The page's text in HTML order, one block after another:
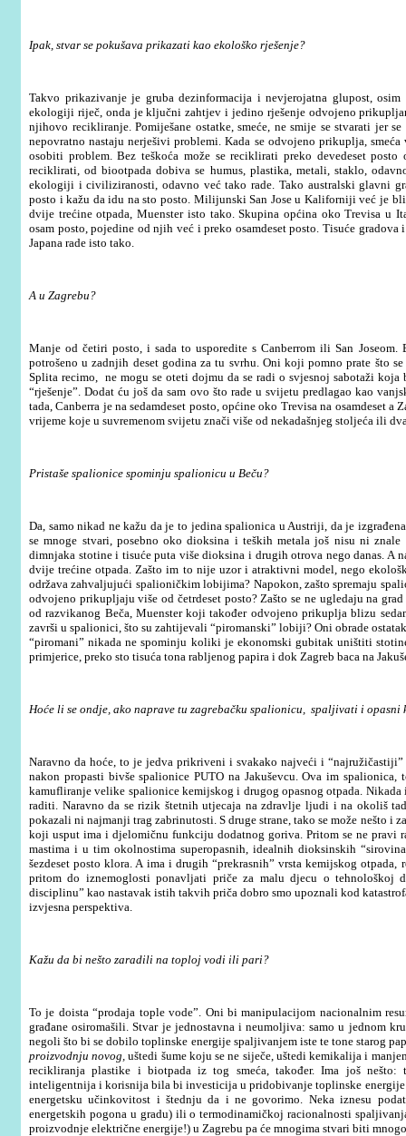
Ipak, stvar se pokušava prikazati kao ekološko rješenje?
Takvo prikazivanje je gruba dezinformacija i nevjerojatna glupost,
ekologiji riječ, onda je ključni zahtjev i jedino rješenje odvojeno
njihovo recikliranje. Pomiješane ostatke, smeće, ne smije se stvarati jer
nepovratno nastaju nerješivi problemi. Kada se odvojeno prikuplja,
osobiti problem. Bez teškoća može se reciklirati preko devedeset
reciklirati, od biootpada dobiva se humus, plastika, metali, staklo,
ekologiji i civiliziranosti, odavno već tako rade. Tako australski glavni
posto i kažu da idu na sto posto. Milijunski San Jose u Kaliforniji već je
dvije trećine otpada, Muenster isto tako. Skupina općina oko Trevisa u
osam posto, pojedine od njih već i preko osamdeset posto. Tisuće
Japana rade isto tako.
A u Zagrebu?
Manje od četiri posto, i sada to usporedite s Canberrom ili San
potrošeno u zadnjih deset godina za tu svrhu. Oni koji pomno prate što
Splita recimo, ne mogu se oteti dojmu da se radi o svjesnoj sabotaži
“rješenje”. Dodat ću još da sam ovo što rade u svijetu predlagao kao
tada, Canberra je na sedamdeset posto, općine oko Trevisa na osamdeset
vrijeme koje u suvremenom svijetu znači više od nekadašnjeg stoljeća ili
Pristaše spalionice spominju spalionicu u Beču?
Da, samo nikad ne kažu da je to jedina spalionica u Austriji, da je
se mnoge stvari, posebno oko dioksina i teških metala još nisu ni
dimnjaka stotine i tisuće puta više dioksina i drugih otrova nego danas. A
dvije trećine otpada. Zašto im to nije uzor i atraktivni model, nego
održava zahvaljujući spalioničkim lobijima? Napokon, zašto spremaju
odvojeno prikupljaju više od četrdeset posto? Zašto se ne ugledaju na
od razvikanog Beča, Muenster koji također odvojeno prikuplja blizu
završi u spalionici, što su zahtijevali “piromanski” lobiji? Oni obrade
“piromani” nikada ne spominju koliki je ekonomski gubitak uništiti
primjerice, preko sto tisuća tona rabljenog papira i dok Zagreb baca na
Hoće li se ondje, ako naprave tu zagrebačku spalionicu, spaljivati i opasni
Naravno da hoće, to je jedva prikriveni i svakako najveći i
nakon propasti bivše spalionice PUTO na Jakuševcu. Ova im
kamufliranje velike spalionice kemijskog i drugog opasnog otpada. Nikada
raditi. Naravno da se rizik štetnih utjecaja na zdravlje ljudi i na okoliš
pokazali ni najmanji trag zabrinutosti. S druge strane, tako se može nešto i
koji usput ima i djelomičnu funkciju dodatnog goriva. Pritom se ne pravi
mastima i u tim okolnostima superopasnih, idealnih dioksinskih
šezdeset posto klora. A ima i drugih “prekrasnih” vrsta kemijskog
pritom do iznemoglosti ponavljati priče za malu djecu o tehnološkoj
disciplinu” kao nastavak istih takvih priča dobro smo upoznali kod
izvjesna perspektiva.
Kažu da bi nešto zaradili na toploj vodi ili pari?
To je doista “prodaja tople vode”. Oni bi manipulacijom nacionalnim
građane osiromašili. Stvar je jednostavna i neumoljiva: samo u jednom
negoli što bi se dobilo toplinske energije spaljivanjem iste te tone starog
proizvodnju novog,uštedi šume koju se ne siječe, uštedi kemikalija i
recikliranja plastike i biotpada iz tog smeća, također. Ima još nešto:
inteligentnija i korisnija bila bi investicija u pridobivanje toplinske
energetsku učinkovitost i štednju da i ne govorimo. Neka iznesu
energetskih pogona u gradu) ili o termodinamičkoj racionalnosti
proizvodnje električne energije!) u Zagrebu pa će mnogima stvari biti